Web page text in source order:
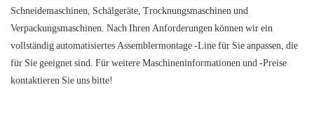
Schneidemaschinen, Schälgeräte, Trocknungsmaschinen und
Verpackungsmaschinen. Nach Ihren Anforderungen können wir ein
vollständig automatisiertes Assemblermontage -Line für Sie anpassen, die
für Sie geeignet sind. Für weitere Maschineninformationen und -Preise
kontaktieren Sie uns bitte!